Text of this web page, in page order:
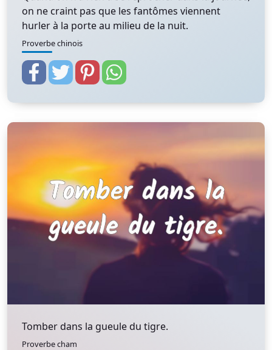
on ne craint pas que les fantômes viennent
hurler à la porte au milieu de la nuit.
Proverbe chinois
Tomber dans la gueule du tigre.
Proverbe cham